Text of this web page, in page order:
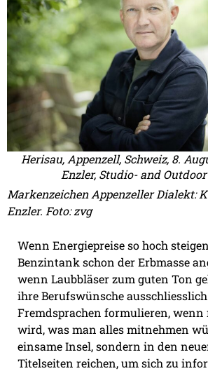
Herisau, Appenzell, Schweiz, 8.
Enzler, Studio- and
Markenzeichen Appenzeller Dialekt:
Enzler. Foto: zvg
Wenn Energiepreise so hoch
Benzintank schon der Erbmasse
wenn Laubbläser zum guten Ton
ihre Berufswünsche
Fremdsprachen formulieren,
wird, was man alles mitnehmen
einsame Insel, sondern in den
Titelseiten reichen, um sich zu